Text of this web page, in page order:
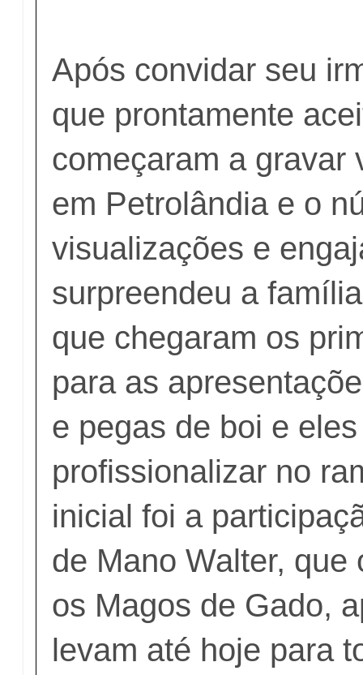
Após convidar seu
que prontamente
começaram a gravar
em Petrolândia e o
visualizações e
surpreendeu a
que chegaram os
para as
e pegas de boi e
profissionalizar no
inicial foi a
de Mano Walter, que
os Magos de Gado,
levam até hoje para